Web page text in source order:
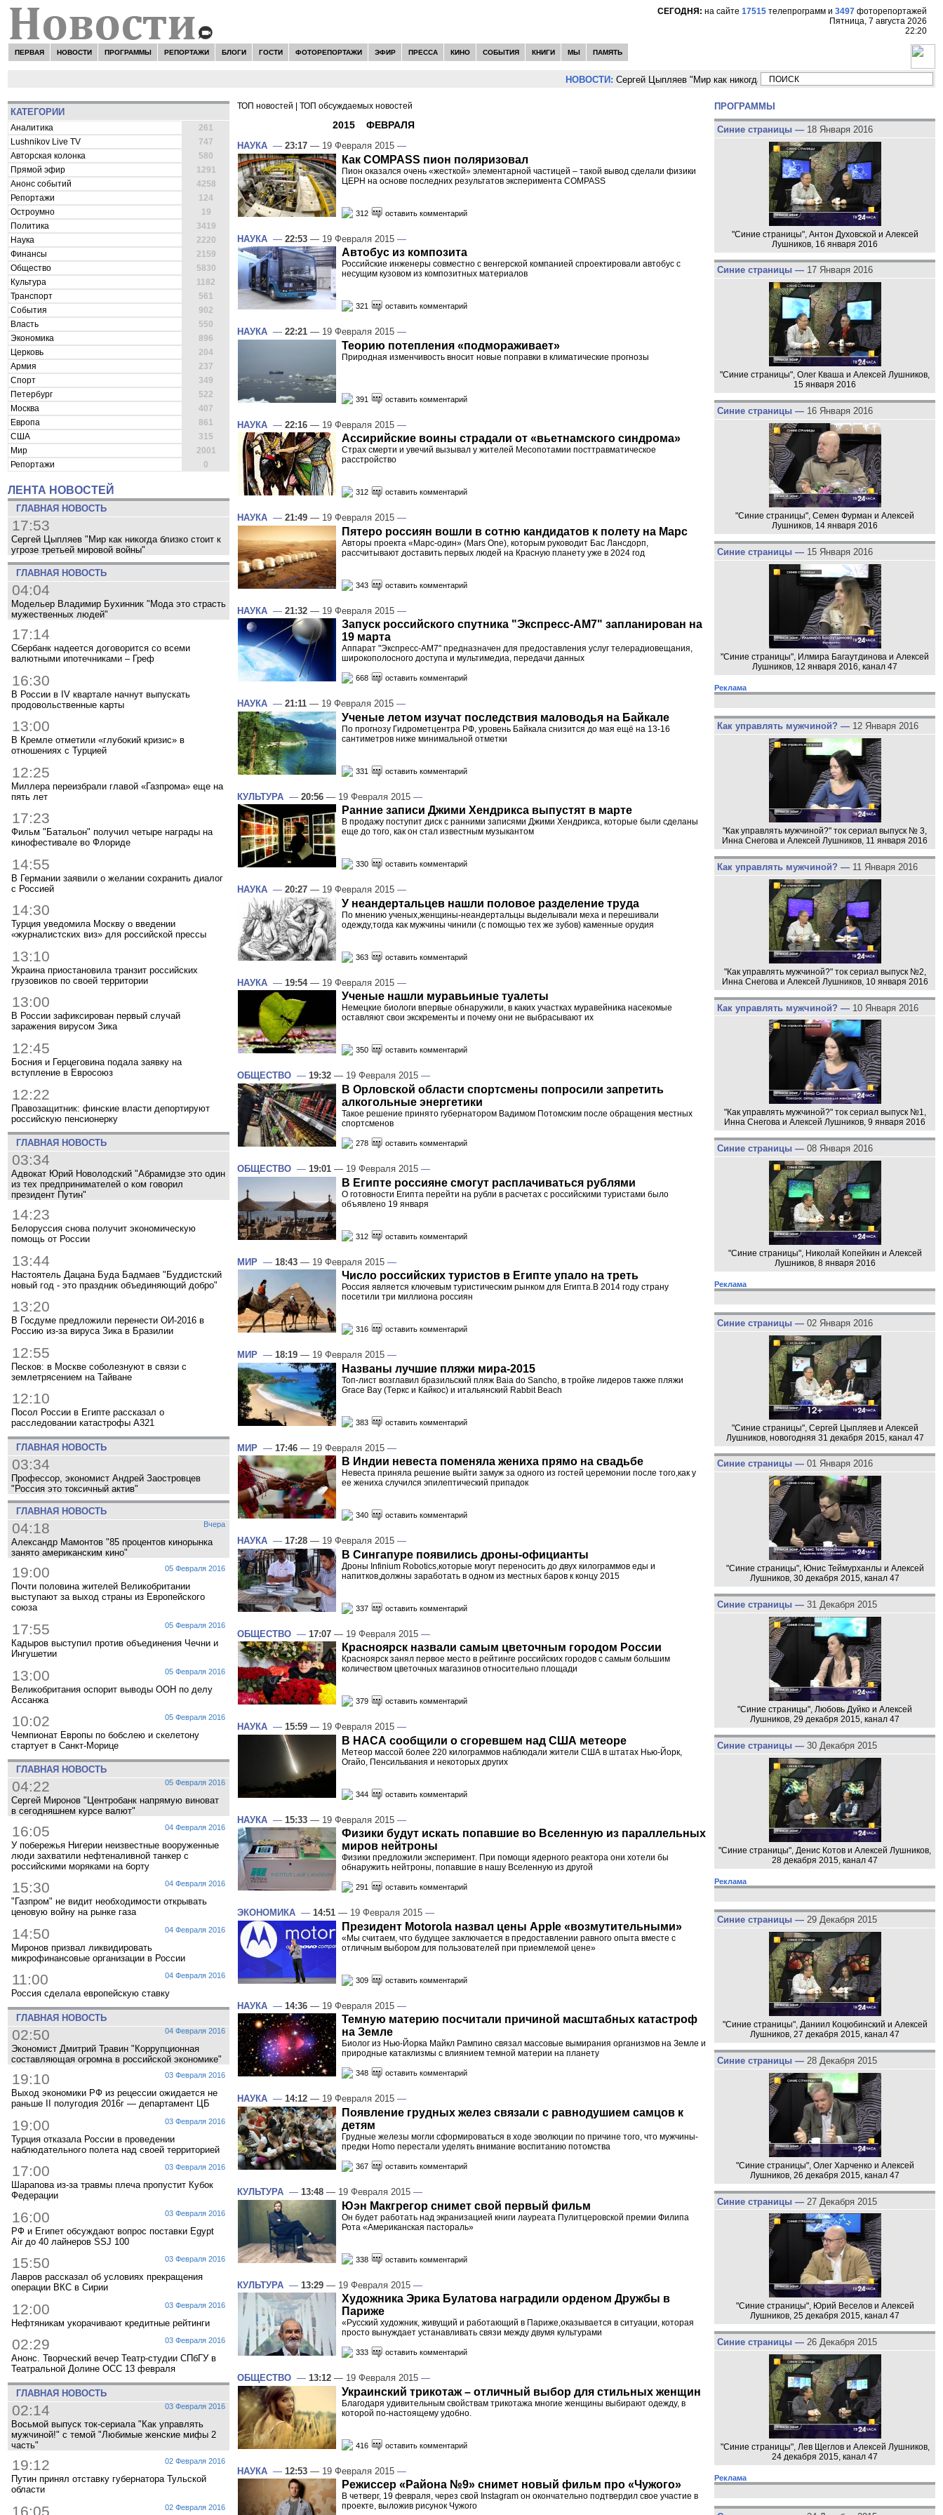
СЕГОДНЯ: на сайте 17515 телепрограмм и 3497 фоторепортажей
Пятница, 7 августа 2026
22:20
ПЕРВАЯ НОВОСТИ ПРОГРАММЫ РЕПОРТАЖИ БЛОГИ ГОСТИ ФОТОРЕПОРТАЖИ ЭФИР ПРЕССА КИНО СОБЫТИЯ КНИГИ МЫ ПАМЯТЬ
НОВОСТИ: Сергей Цыпляев "Мир как никогда близко стоит к угрозе третьей мировой войны"
КАТЕГОРИИ
Аналитика
261
Lushnikov Live TV
747
Авторская колонка
580
Прямой эфир
1291
Анонс событий
4258
Репортажи
124
Остроумно
19
Политика
3419
Наука
2220
Финансы
2159
Общество
5830
Культура
1182
Транспорт
561
События
902
Власть
550
Экономика
896
Церковь
204
Армия
237
Спорт
349
Петербург
522
Москва
407
Европа
861
США
315
Мир
2001
Репортажи
0
ЛЕНТА НОВОСТЕЙ
ГЛАВНАЯ НОВОСТЬ
17:53
Сергей Цыпляев "Мир как никогда близко стоит к
угрозе третьей мировой войны"
ГЛАВНАЯ НОВОСТЬ
04:04
Модельер Владимир Бухинник "Мода это страсть
мужественных людей"
17:14
Сбербанк надеется договорится со всеми
валютными ипотечниками – Греф
16:30
В России в IV квартале начнут выпускать
продовольственные карты
13:00
В Кремле отметили «глубокий кризис» в
отношениях с Турцией
12:25
Миллера переизбрали главой «Газпрома» еще на
пять лет
17:23
Фильм "Батальон" получил четыре награды на
кинофестивале во Флориде
14:55
В Германии заявили о желании сохранить диалог
с Россией
14:30
Турция уведомила Москву о введении
«журналистских виз» для российской прессы
13:10
Украина приостановила транзит российских
грузовиков по своей территории
13:00
В России зафиксирован первый случай
заражения вирусом Зика
12:45
Босния и Герцеговина подала заявку на
вступление в Евросоюз
12:22
Правозащитник: финские власти депортируют
российскую пенсионерку
ГЛАВНАЯ НОВОСТЬ
03:34
Адвокат Юрий Новолодский "Абрамидзе это один
из тех предпринимателей о ком говорил
президент Путин"
14:23
Белоруссия снова получит экономическую
помощь от России
13:44
Настоятель Дацана Буда Бадмаев "Буддистский
новый год - это праздник объединяющий добро"
13:20
В Госдуме предложили перенести ОИ-2016 в
Россию из-за вируса Зика в Бразилии
12:55
Песков: в Москве соболезнуют в связи с
землетрясением на Тайване
12:10
Посол России в Египте рассказал о
расследовании катастрофы A321
ГЛАВНАЯ НОВОСТЬ
03:34
Профессор, экономист Андрей Заостровцев
"Россия это токсичный актив"
ГЛАВНАЯ НОВОСТЬ
Вчера
04:18
Александр Мамонтов "85 процентов кинорынка
занято американским кино"
05 Февраля 2016
19:00
Почти половина жителей Великобритании
выступают за выход страны из Европейского
союза
05 Февраля 2016
17:55
Кадыров выступил против объединения Чечни и
Ингушетии
05 Февраля 2016
13:00
Великобритания оспорит выводы ООН по делу
Ассанжа
05 Февраля 2016
10:02
Чемпионат Европы по бобслею и скелетону
стартует в Санкт-Морице
ГЛАВНАЯ НОВОСТЬ
05 Февраля 2016
04:22
Сергей Миронов "Центробанк напрямую виноват
в сегодняшнем курсе валют"
04 Февраля 2016
16:05
У побережья Нигерии неизвестные вооруженные
люди захватили нефтеналивной танкер с
российскими моряками на борту
04 Февраля 2016
15:30
"Газпром" не видит необходимости открывать
ценовую войну на рынке газа
04 Февраля 2016
14:50
Миронов призвал ликвидировать
микрофинансовые организации в России
04 Февраля 2016
11:00
Россия сделала европейскую ставку
ГЛАВНАЯ НОВОСТЬ
04 Февраля 2016
02:50
Экономист Дмитрий Травин "Коррупционная
составляющая огромна в российской экономике"
03 Февраля 2016
19:10
Выход экономики РФ из рецессии ожидается не
раньше II полугодия 2016г — департамент ЦБ
03 Февраля 2016
19:00
Турция отказала России в проведении
наблюдательного полета над своей территорией
03 Февраля 2016
17:00
Шарапова из-за травмы плеча пропустит Кубок
Федерации
03 Февраля 2016
16:00
РФ и Египет обсуждают вопрос поставки Egypt
Air до 40 лайнеров SSJ 100
03 Февраля 2016
15:50
Лавров рассказал об условиях прекращения
операции ВКС в Сирии
03 Февраля 2016
12:00
Нефтяникам укорачивают кредитные рейтинги
03 Февраля 2016
02:29
Анонс. Творческий вечер Театр-студии СПбГУ в
Театральной Долине ОСС 13 февраля
ГЛАВНАЯ НОВОСТЬ
03 Февраля 2016
02:14
Восьмой выпуск ток-сериала "Как управлять
мужчиной!" с темой "Любимые женские мифы 2
часть"
02 Февраля 2016
19:12
Путин принял отставку губернатора Тульской
области
02 Февраля 2016
16:05
ТОП новостей ТОП обсуждаемых новостей
2015 ФЕВРАЛЯ
НАУКА — 23:17 — 19 Февраля 2015 —
Как COMPASS пион поляризовал
Пион оказался очень «жесткой» элементарной частицей – такой вывод сделали физики
ЦЕРН на основе последних результатов эксперимента COMPASS
312 оставить комментарий
НАУКА — 22:53 — 19 Февраля 2015 —
Автобус из композита
Российские инженеры совместно с венгерской компанией спроектировали автобус с
несущим кузовом из композитных материалов
321 оставить комментарий
НАУКА — 22:21 — 19 Февраля 2015 —
Теорию потепления «подмораживает»
Природная изменчивость вносит новые поправки в климатические прогнозы
391 оставить комментарий
НАУКА — 22:16 — 19 Февраля 2015 —
Ассирийские воины страдали от «вьетнамского синдрома»
Страх смерти и увечий вызывал у жителей Месопотамии посттравматическое
расстройство
312 оставить комментарий
НАУКА — 21:49 — 19 Февраля 2015 —
Пятеро россиян вошли в сотню кандидатов к полету на Марс
Авторы проекта «Марс-один» (Mars One), которым руководит Бас Лансдорп,
рассчитывают доставить первых людей на Красную планету уже в 2024 год
343 оставить комментарий
НАУКА — 21:32 — 19 Февраля 2015 —
Запуск российского спутника "Экспресс-АМ7" запланирован на
19 марта
Аппарат "Экспресс-АМ7" предназначен для предоставления услуг телерадиовещания,
широкополосного доступа и мультимедиа, передачи данных
668 оставить комментарий
НАУКА — 21:11 — 19 Февраля 2015 —
Ученые летом изучат последствия маловодья на Байкале
По прогнозу Гидрометцентра РФ, уровень Байкала снизится до мая ещё на 13-16
сантиметров ниже минимальной отметки
331 оставить комментарий
КУЛЬТУРА — 20:56 — 19 Февраля 2015 —
Ранние записи Джими Хендрикса выпустят в марте
В продажу поступит диск с ранними записями Джими Хендрикса, которые были сделаны
еще до того, как он стал известным музыкантом
330 оставить комментарий
НАУКА — 20:27 — 19 Февраля 2015 —
У неандертальцев нашли половое разделение труда
По мнению ученых,женщины-неандертальцы выделывали меха и перешивали
одежду,тогда как мужчины чинили (с помощью тех же зубов) каменные орудия
363 оставить комментарий
НАУКА — 19:54— 19 Февраля 2015 —
Ученые нашли муравьиные туалеты
Немецкие биологи впервые обнаружили, в каких участках муравейника насекомые
оставляют свои экскременты и почему они не выбрасывают их
350 оставить комментарий
ОБЩЕСТВО — 19:32 — 19 Февраля 2015 —
В Орловской области спортсмены попросили запретить
алкогольные энергетики
Такое решение принято губернатором Вадимом Потомским после обращения местных
спортсменов
278 оставить комментарий
ОБЩЕСТВО — 19:01 — 19 Февраля 2015 —
В Египте россияне смогут расплачиваться рублями
О готовности Египта перейти на рубли в расчетах с российскими туристами было
объявлено 19 января
312 оставить комментарий
МИР — 18:43 — 19 Февраля 2015 —
Число российских туристов в Египте упало на треть
Россия является ключевым туристическим рынком для Египта.В 2014 году страну
посетили три миллиона россиян
316 оставить комментарий
МИР — 18:19 — 19 Февраля 2015 —
Названы лучшие пляжи мира-2015
Топ-лист возглавил бразильский пляж Baia do Sancho, в тройке лидеров также пляжи
Grace Bay (Tеркс и Кайкос) и итальянский Rabbit Beach
383 оставить комментарий
МИР — 17:46 — 19 Февраля 2015 —
В Индии невеста поменяла жениха прямо на свадьбе
Невеста приняла решение выйти замуж за одного из гостей церемонии после того,как у
ее жениха случился эпилептический припадок
340 оставить комментарий
НАУКА — 17:28 — 19 Февраля 2015 —
В Сингапуре появились дроны-официанты
Дроны Infinium Robotics,которые могут переносить до двух килограммов еды и
напитков,должны заработать в одном из местных баров к концу 2015
337 оставить комментарий
ОБЩЕСТВО — 17:07 — 19 Февраля 2015 —
Красноярск назвали самым цветочным городом России
Красноярск занял первое место в рейтинге российских городов с самым большим
количеством цветочных магазинов относительно площади
379 оставить комментарий
НАУКА — 15:59 — 19 Февраля 2015 —
В НАСА сообщили о сгоревшем над США метеоре
Метеор массой более 220 килограммов наблюдали жители США в штатах Нью-Йорк,
Огайо, Пенсильвания и некоторых других
344 оставить комментарий
НАУКА — 15:33 — 19 Февраля 2015 —
Физики будут искать попавшие во Вселенную из параллельных
миров нейтроны
Физики предложили эксперимент. При помощи ядерного реактора они хотели бы
обнаружить нейтроны, попавшие в нашу Вселенную из другой
291 оставить комментарий
ЭКОНОМИКА — 14:51 — 19 Февраля 2015 —
Президент Motorola назвал цены Apple «возмутительными»
«Мы считаем, что будущее заключается в предоставлении равного опыта вместе с
отличным выбором для пользователей при приемлемой цене»
309 оставить комментарий
НАУКА — 14:36 — 19 Февраля 2015 —
Темную материю посчитали причиной масштабных катастроф
на Земле
Биолог из Нью-Йорка Майкл Рампино связал массовые вымирания организмов на Земле и
природные катаклизмы с влиянием темной материи на планету
348 оставить комментарий
НАУКА — 14:12 — 19 Февраля 2015 —
Появление грудных желез связали с равнодушием самцов к
детям
Грудные железы могли сформироваться в ходе эволюции по причине того, что мужчины-
предки Homo перестали уделять внимание воспитанию потомства
367 оставить комментарий
КУЛЬТУРА — 13:48 — 19 Февраля 2015 —
Юэн Макгрегор снимет свой первый фильм
Он будет работать над экранизацией книги лауреата Пулитцеровской премии Филипа
Рота «Американская пастораль»
338 оставить комментарий
КУЛЬТУРА — 13:29 — 19 Февраля 2015 —
Художника Эрика Булатова наградили орденом Дружбы в
Париже
«Русский художник, живущий и работающий в Париже,оказывается в ситуации, которая
просто вынуждает устанавливать связи между двумя культурами
333 оставить комментарий
ОБЩЕСТВО — 13:12 — 19 Февраля 2015 —
Украинский трикотаж – отличный выбор для стильных женщин
Благодаря удивительным свойствам трикотажа многие женщины выбирают одежду, в
которой по-настоящему удобно.
416 оставить комментарий
НАУКА — 12:53 — 19 Февраля 2015 —
Режиссер «Района №9» снимет новый фильм про «Чужого»
В четверг, 19 февраля, через свой Instagram он окончательно подтвердил свое участие в
проекте, выложив рисунок Чужого
ПРОГРАММЫ
Синие страницы — 18 Января 2016
"Синие страницы", Антон Духовской и Алексей
Лушников, 16 января 2016
Синие страницы — 17 Января 2016
"Синие страницы", Олег Кваша и Алексей Лушников,
15 января 2016
Синие страницы — 16 Января 2016
"Синие страницы", Семен Фурман и Алексей
Лушников, 14 января 2016
Синие страницы — 15 Января 2016
"Синие страницы", Илмира Багаутдинова и Алексей
Лушников, 12 января 2016, канал 47
Реклама
Как управлять мужчиной? — 12 Января 2016
"Как управлять мужчиной?" ток сериал выпуск № 3,
Инна Снегова и Алексей Лушников, 11 января 2016
Как управлять мужчиной? — 11 Января 2016
"Как управлять мужчиной?" ток сериал выпуск №2,
Инна Снегова и Алексей Лушников, 10 января 2016
Как управлять мужчиной? — 10 Января 2016
"Как управлять мужчиной?" ток сериал выпуск №1,
Инна Снегова и Алексей Лушников, 9 января 2016
Синие страницы — 08 Января 2016
"Синие страницы", Николай Копейкин и Алексей
Лушников, 8 января 2016
Реклама
Синие страницы — 02 Января 2016
"Синие страницы", Сергей Цыпляев и Алексей
Лушников, новогодняя 31 декабря 2015, канал 47
Синие страницы — 01 Января 2016
"Синие страницы", Юнис Теймурханлы и Алексей
Лушников, 30 декабря 2015, канал 47
Синие страницы — 31 Декабря 2015
"Синие страницы", Любовь Дуйко и Алексей
Лушников, 29 декабря 2015, канал 47
Синие страницы — 30 Декабря 2015
"Синие страницы", Денис Котов и Алексей Лушников,
28 декабря 2015, канал 47
Реклама
Синие страницы — 29 Декабря 2015
"Синие страницы", Даниил Коцюбинский и Алексей
Лушников, 27 декабря 2015, канал 47
Синие страницы — 28 Декабря 2015
"Синие страницы", Олег Харченко и Алексей
Лушников, 26 декабря 2015, канал 47
Синие страницы — 27 Декабря 2015
"Синие страницы", Юрий Веселов и Алексей
Лушников, 25 декабря 2015, канал 47
Синие страницы — 26 Декабря 2015
"Синие страницы", Лев Щеглов и Алексей Лушников,
24 декабря 2015, канал 47
Реклама